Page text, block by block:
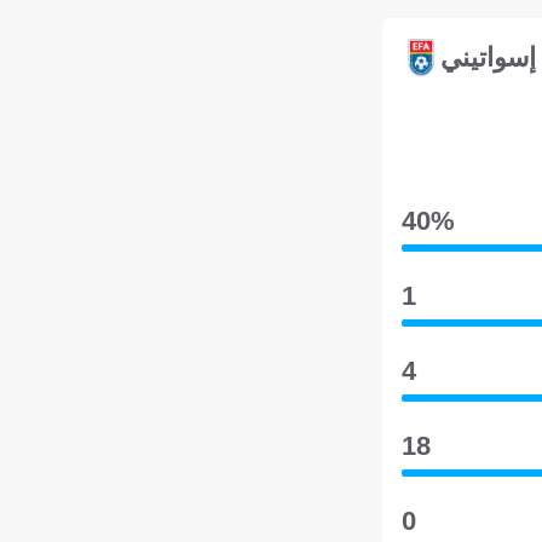
إسواتيني
40‎%‎
1
4
18
0